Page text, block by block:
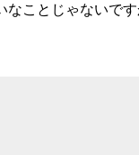
ことじゃないで